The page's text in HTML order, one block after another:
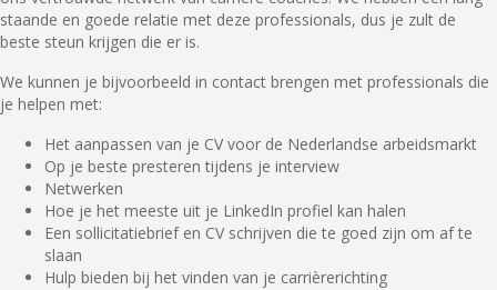
staande en goede relatie met deze professionals, dus je zult de
beste steun krijgen die er is.
We kunnen je bijvoorbeeld in contact brengen met professionals die
je helpen met:
Het aanpassen van je CV voor de Nederlandse arbeidsmarkt
Op je beste presteren tijdens je interview
Netwerken
Hoe je het meeste uit je LinkedIn profiel kan halen
Een sollicitatiebrief en CV schrijven die te goed zijn om af te
slaan
Hulp bieden bij het vinden van je carrièrerichting